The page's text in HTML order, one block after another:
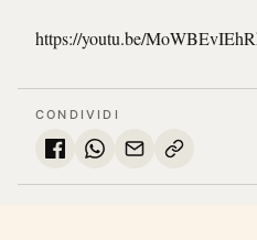
https://youtu.be/
CONDIVIDI